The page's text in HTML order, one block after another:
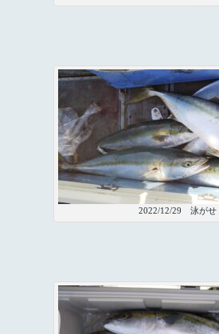
2022/12/29 泳がせ